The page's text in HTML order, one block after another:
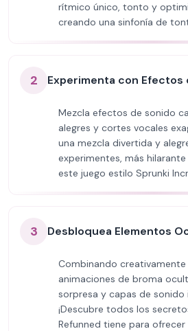
rítmico único, tonto y
creando una sinfonía de
2 Experimenta con Efectos
Mezcla efectos de sonido
alegres y cortes vocales
una mezcla divertida y
experimentes, más
este juego estilo Sprunki
3 Desbloquea Elementos
Combinando
animaciones de broma
sorpresa y capas de sonido
¡Descubre todos los
Refunned tiene para